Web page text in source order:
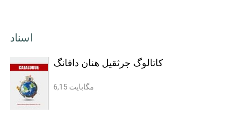
اسناد
کاتالوگ جرثقیل هنان دافانگ
6,15 مگابایت